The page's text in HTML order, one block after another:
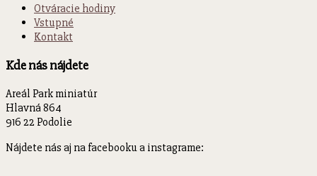
Otváracie hodiny
Vstupné
Kontakt
Kde nás nájdete
Areál Park miniatúr
Hlavná 864
916 22 Podolie
Nájdete nás aj na facebooku a instagrame: